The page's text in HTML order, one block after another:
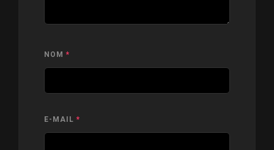
NOM *
E-MAIL *